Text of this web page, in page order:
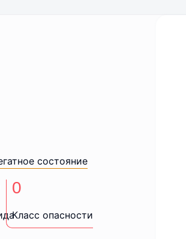
состояние
Класс опасности
0